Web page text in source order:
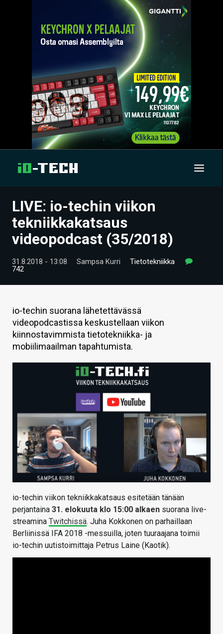
UUTISET
ARTIKKELIT
VIDEOT
HINTA.FI
KAUPPA
VAIHDA TEEMA
HAKU
LIVE: io-techin viikon
tekniikkakatsaus
videopodcast (35/2018)
31.8.2018 - 13:08 Sampsa Kurri
Tietotekniikka
742
io-techin suorana lähetettävässä
videopodcastissa keskustellaan viikon
kiinnostavimmista tietotekniikka- ja
mobiilimaailman tapahtumista.
io-techin viikon tekniikkakatsaus esitetään tänään
perjantaina 31. elokuuta klo 15:00 alkaen suorana live-
streamina Twitchissä. Juha Kokkonen on parhaillaan
Berliinissä IFA 2018 -messuilla, joten tuuraajana toimii
io-techin uutistoimittaja Petrus Laine (Kaotik).